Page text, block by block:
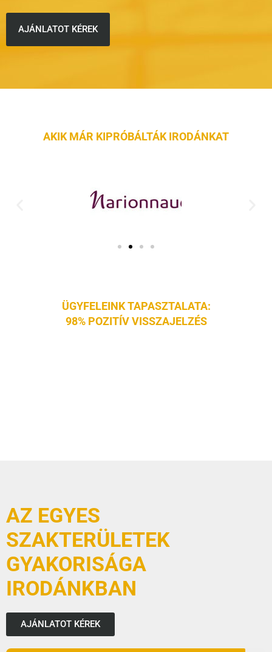
AJÁNLATOT KÉREK
AKIK MÁR KIPRÓBÁLTÁK IRODÁNKAT
ÜGYFELEINK TAPASZTALATA:
98% POZITÍV VISSZAJELZÉS
AZ EGYES
SZAKTERÜLETEK
GYAKORISÁGA
IRODÁNKBAN
AJÁNLATOT KÉREK